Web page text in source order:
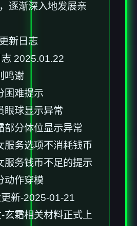
逐渐深入地发展亲
新日志
2025.01.22
鸣谢
困难提示
眼球显示异常
部分体位显示异常
服务选项不消耗钱币
服务钱币不足的提示
动作穿模
新-2025-01-21
玄霜相关材料正式上